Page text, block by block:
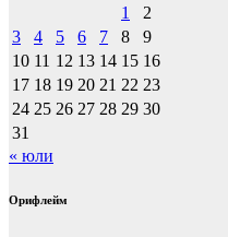
1
2
3
4 5 6 7 8
9
10 11 12 13 14 15 16
17 18 19 20 21 22 23
24 25 26 27 28 29 30
31
« юли
Орифлейм